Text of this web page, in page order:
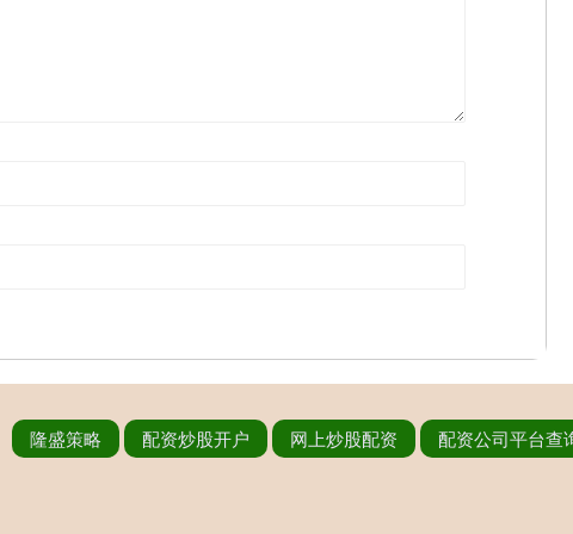
隆盛策略 配资炒股开户 网上炒股配资 配资公司平台查